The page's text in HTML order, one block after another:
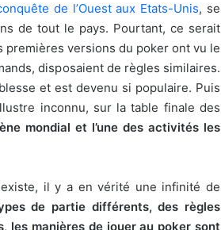
de l’Ouest aux Etats-Unis, se
de tout le pays. Pourtant, ce serait
premières versions du poker ont vu le
disposaient de règles similaires.
et est devenu si populaire. Puis
inconnu, sur la table finale des
mondial et l’une des activités les
il y a en vérité une infinité de
de partie différents, des règles
les manières de jouer au poker sont